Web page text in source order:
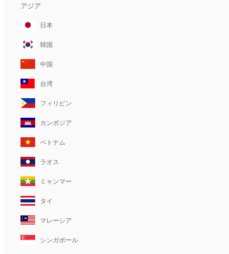
アジア
日本
韓国
中国
台湾
フィリピン
カンボジア
ベトナム
ラオス
ミャンマー
タイ
マレーシア
シンガポール